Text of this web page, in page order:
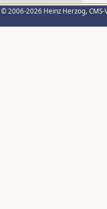
© 2006-2026 Heinz Herzog,